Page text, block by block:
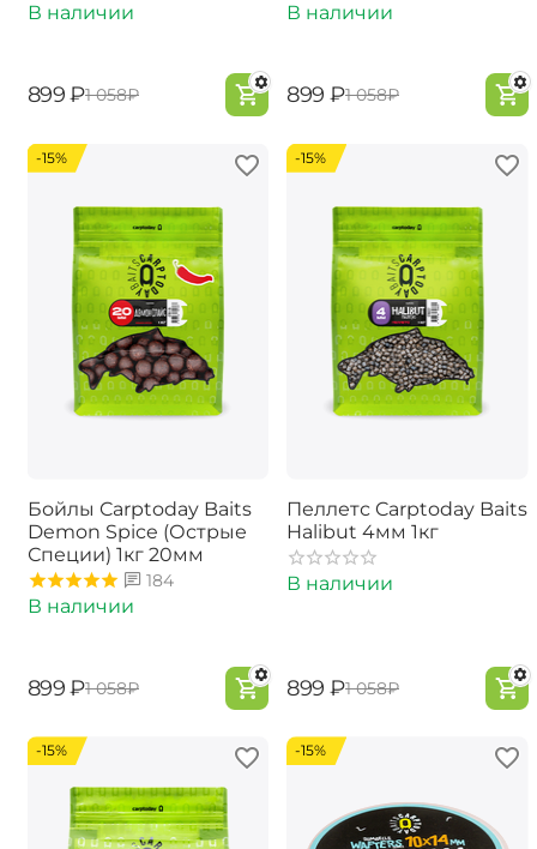
В наличии
‍899‍ ₽‍1 058‍₽
В наличии
‍899‍ ₽‍1 058‍₽
-15%
Бойлы Carptoday Baits
Demon Spice (Острые
Специи) 1кг 20мм
184
В наличии
‍899‍ ₽‍1 058‍₽
-15%
Пеллетс Carptoday Baits
Halibut 4мм 1кг
В наличии
‍899‍ ₽‍1 058‍₽
-15% -15%